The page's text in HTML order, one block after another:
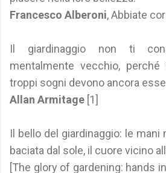
Francesco Alberoni, Abbiate
Il giardinaggio non ti
mentalmente vecchio,
troppi sogni devono ancora
Allan Armitage [1]
Il bello del giardinaggio: le mani
baciata dal sole, il cuore vicino
[The glory of gardening: hands